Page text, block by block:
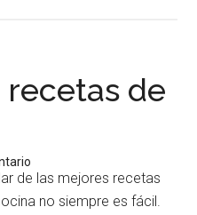
recetas de
de las mejores recetas
no siempre es fácil.